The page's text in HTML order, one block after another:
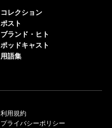
コレクション
ポスト
ブランド・ヒト
ポッドキャスト
用語集
利用規約
プライバシーポリシー